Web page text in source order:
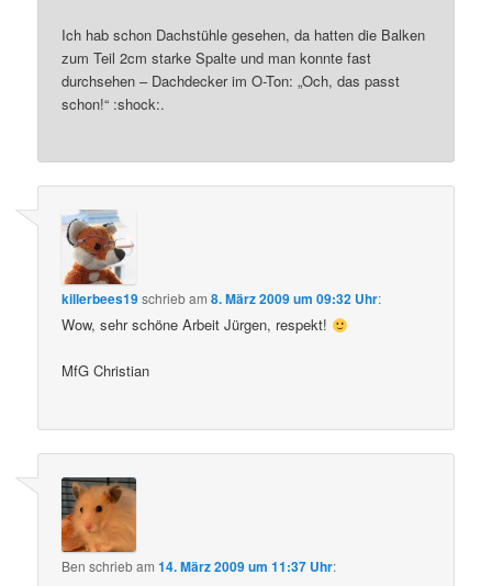
Ich hab schon Dachstühle gesehen, da hatten die Balken
zum Teil 2cm starke Spalte und man konnte fast
durchsehen – Dachdecker im O-Ton: „Och, das passt
schon!“ :shock:.
killerbees19schriebam8. März 2009 um 09:32 Uhr:
Wow, sehr schöne Arbeit Jürgen, respekt!
MfG Christian
Ben schriebam14. März 2009 um 11:37 Uhr: